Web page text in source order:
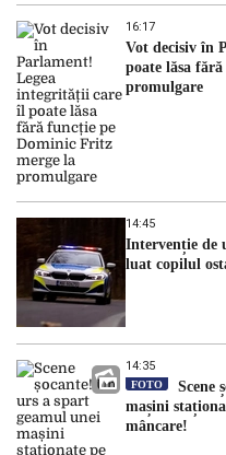
16:17
Vot decisiv în
poate lăsa
promulgare
14:45
Intervenție de
luat copilul
14:35
FOTO
Scene
mașini
mâncare!